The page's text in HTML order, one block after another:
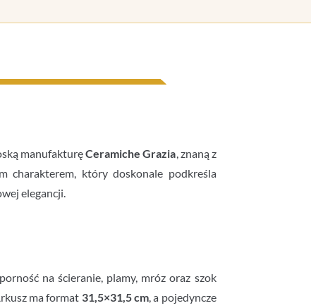
manufakturęCeramiche Grazia, znaną z
charakterem, który doskonale podkreśla
elegancji.
na ścieranie, plamy, mróz oraz szok
ma format 31,5×31,5 cm, a pojedyncze